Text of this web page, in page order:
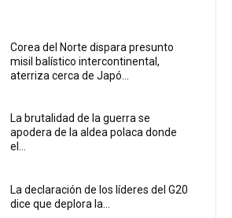
Corea del Norte dispara presunto
misil balístico intercontinental,
aterriza cerca de Japó...
La brutalidad de la guerra se
apodera de la aldea polaca donde
el...
La declaración de los líderes del G20
dice que deplora la...